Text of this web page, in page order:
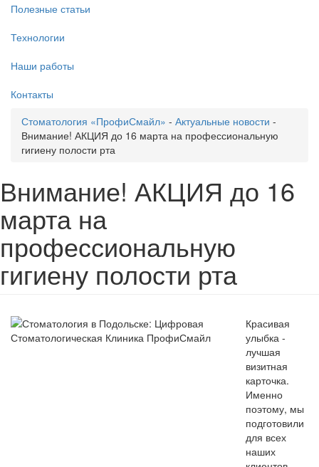
Полезные статьи
Технологии
Наши работы
Контакты
Стоматология «ПрофиСмайл» - Актуальные новости -
Внимание! АКЦИЯ до 16 марта на профессиональную
гигиену полости рта
Внимание! АКЦИЯ до 16
марта на
профессиональную
гигиену полости рта
Красивая
улыбка -
лучшая
визитная
карточка.
Именно
поэтому, мы
подготовили
для всех
наших